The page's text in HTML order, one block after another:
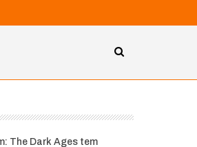
The Dark Ages tem